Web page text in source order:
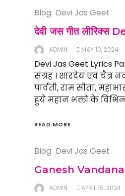
Blog Devi Jas Geet
देवी जस गीत
ADMIN MAY 10, 2024
Devi Jas Geet Lyrics
संग्रह । शारदेय एवं चैत्र
पार्वती, राम सीता,
हुये महान भक्तों के
READ MORE
Blog Devi Jas Geet
Ganesh Vandana
ADMIN APRIL 15, 2024